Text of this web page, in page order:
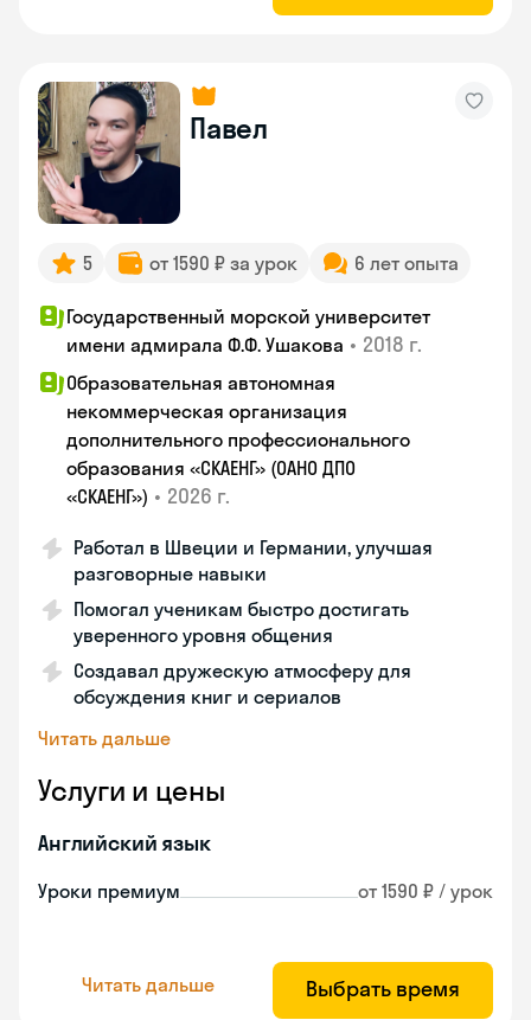
Павел
5 от 1590 ₽ за урок 6 лет опыта
Государственный морской университет
имени адмирала Ф.Ф. Ушакова • 2018 г.
Образовательная автономная
некоммерческая организация
дополнительного профессионального
образования «СКАЕНГ» (ОАНО ДПО
«СКАЕНГ») • 2026 г.
Работал в Швеции и Германии, улучшая
разговорные навыки
Помогал ученикам быстро достигать
уверенного уровня общения
Создавал дружескую атмосферу для
обсуждения книг и сериалов
Читать дальше
Услуги и цены
Английский язык
Уроки премиум от 1590 ₽ / урок
Читать дальше Выбрать время